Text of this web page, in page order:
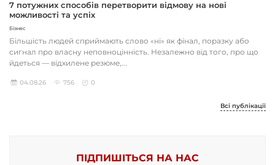
7 потужних способів перетворити відмову на нові
можливості та успіх
Бізнес
Більшість людей сприймають слово «ні» як фінал, поразку або
сигнал про власну неповноцінність. Незалежно від того, про що
йдеться — відхилене резюме,...
04.08.26 756 0
Всі публікації
ПІДПИШІТЬСЯ НА НАС